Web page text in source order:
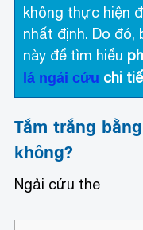
không thực hiện
nhất định. Do đó,
này để tìm hiểu
lá ngải cứu chi
Tắm trắng
không?
Ngải cứu the